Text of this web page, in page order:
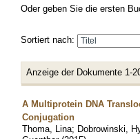
Oder geben Sie die ersten
Sortiert nach:
Anzeige der Dokumente 1-
A Multiprotein DNA
Conjugation
Thoma, Lina; Dobrowinski,